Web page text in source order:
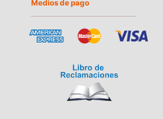
Medios de pago